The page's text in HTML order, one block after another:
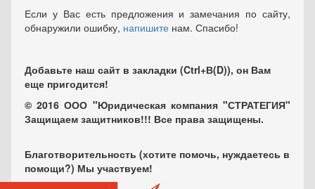
Если у Вас есть предложения и замечания по сайту,
обнаружили ошибку, напишите нам. Спасибо!
Добавьте наш сайт в закладки (Ctrl+В(D)), он Вам
еще пригодится!
© 2016 ООО "Юридическая компания "СТРАТЕГИЯ"
Защищаем защитников!!! Все права защищены.
Благотворительность (хотите помочь, нуждаетесь в
помощи?) Мы участвуем!